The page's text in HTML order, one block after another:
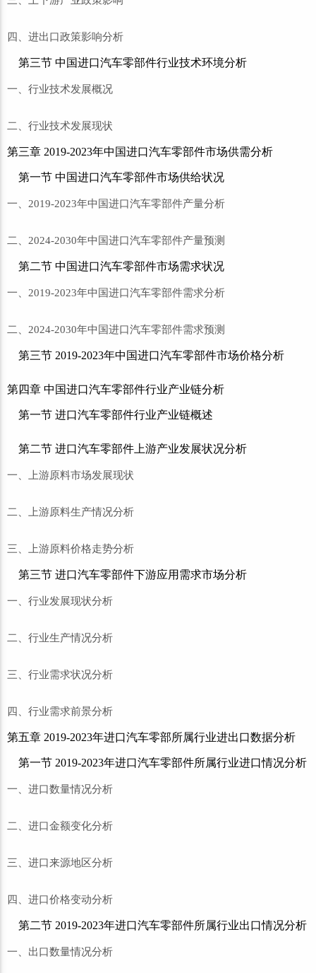
四、进出口政策影响分析
第三节 中国进口汽车零部件行业技术环境分析
一、行业技术发展概况
二、行业技术发展现状
第三章 2019-2023年中国进口汽车零部件市场供需分析
第一节 中国进口汽车零部件市场供给状况
一、2019-2023年中国进口汽车零部件产量分析
二、2024-2030年中国进口汽车零部件产量预测
第二节 中国进口汽车零部件市场需求状况
一、2019-2023年中国进口汽车零部件需求分析
二、2024-2030年中国进口汽车零部件需求预测
第三节 2019-2023年中国进口汽车零部件市场价格分析
第四章 中国进口汽车零部件行业产业链分析
第一节 进口汽车零部件行业产业链概述
第二节 进口汽车零部件上游产业发展状况分析
一、上游原料市场发展现状
二、上游原料生产情况分析
三、上游原料价格走势分析
第三节 进口汽车零部件下游应用需求市场分析
一、行业发展现状分析
二、行业生产情况分析
三、行业需求状况分析
四、行业需求前景分析
第五章 2019-2023年进口汽车零部所属行业进出口数据分析
第一节 2019-2023年进口汽车零部件所属行业进口情况分析
一、进口数量情况分析
二、进口金额变化分析
三、进口来源地区分析
四、进口价格变动分析
第二节 2019-2023年进口汽车零部件所属行业出口情况分析
一、出口数量情况分析